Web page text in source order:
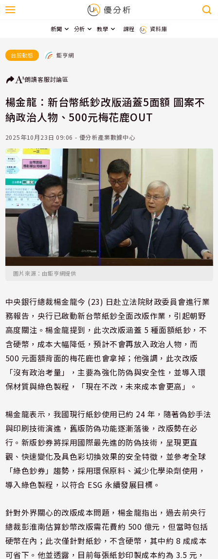
新聞 分析 教學 課程 資料庫
台股動態 鉅亨網
朗讀客服討論區
楊金龍：新台幣紙鈔改版涵蓋5面額 圖案不
納政治人物、500元梅花鹿OUT
2025年10月23日 09:06 - 優分析產業數據中心
圖片來源：由鉅亨網提供
中央銀行總裁楊金龍今 (23) 日赴立法院財政委員會進行業
務報告，央行已啟動新台幣紙鈔全面改版作業，引起朝野
高度關注。楊金龍提到，此次改版涵蓋 5 種面額紙鈔，不
含硬幣，成本大幅降低，預計不會再放入政治人物，而
500 元面額背面的梅花鹿也會拿掉；他強調，此次改版
「沒有政治考量」，主要為強化防偽與安全性，並導入環
保材質與綠色製程，「現在不改，未來成本會更高」。
楊金龍表示，我國現行紙鈔使用已約 24 年，隨著偽鈔手法
與印刷技術演進，舊版防偽功能逐漸落後，改版勢在必
行。新版鈔券將採用國際最先進的防偽技術，呈現更直
觀、快速變化及具色彩切換效果的安全特徵，並參考全球
「綠色鈔券」趨勢，採用環保原料、減少化學染劑使用，
導入綠色製程，以符合 ESG 永續發展目標。
針對外界關心的改版成本問題，楊金龍指出，過去前央行
總裁彭淮南估算鈔幣改版需花費約 500 億元，但當時包括
硬幣在內；此次僅針對紙鈔，不含硬幣，其中約 8 成成本
可省下。他並透露，目前每張紙鈔印製成本約為 3.5 元，